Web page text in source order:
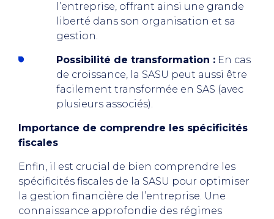
l’entreprise, offrant ainsi une grande
liberté dans son organisation et sa
gestion.
Possibilité de transformation : En cas
de croissance, la SASU peut aussi être
facilement transformée en SAS (avec
plusieurs associés).
Importance de comprendre les spécificités
fiscales
Enfin, il est crucial de bien comprendre les
spécificités fiscales de la SASU pour optimiser
la gestion financière de l’entreprise. Une
connaissance approfondie des régimes